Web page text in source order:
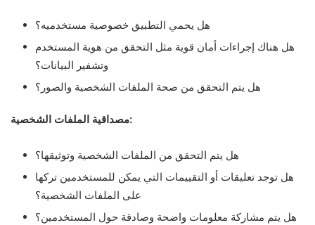
هل يحمي التطبيق خصوصية مستخدميه؟
هل هناك إجراءات أمان قوية مثل التحقق من هوية المستخدم
وتشفير البيانات؟
هل يتم التحقق من صحة الملفات الشخصية والصور؟
مصداقية الملفات الشخصية:
هل يتم التحقق من الملفات الشخصية وتوثيقها؟
هل توجد تعليقات أو التقييمات التي يمكن للمستخدمين تركها
على الملفات الشخصية؟
هل يتم مشاركة معلومات واضحة وصادقة حول المستخدمين؟